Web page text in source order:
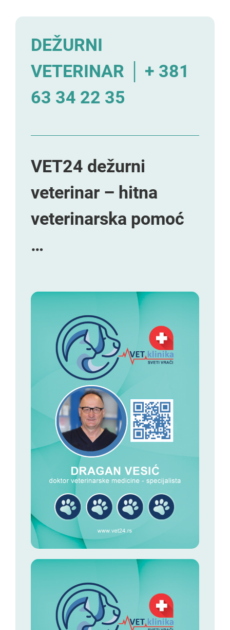
DEŽURNI
VETERINAR │ + 381
63 34 22 35
VET24 dežurni
veterinar – hitna
veterinarska pomoć
…